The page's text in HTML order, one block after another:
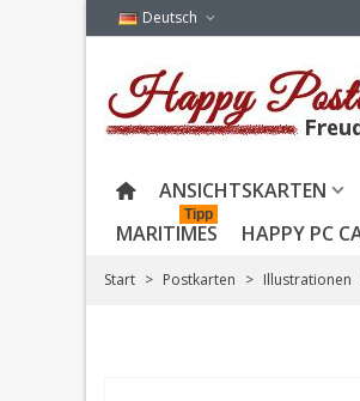
Deutsch
ANSICHTSKARTEN
MARITIMES
Tipp
HAPPY PC
Start > Postkarten > Illustrationen